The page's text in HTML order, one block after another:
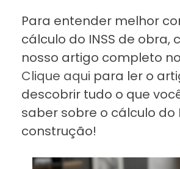
Para entender melhor
cálculo do INSS de obra,
nosso artigo completo
Clique aqui para ler o
descobrir tudo o que
saber sobre o cálculo do
construção!